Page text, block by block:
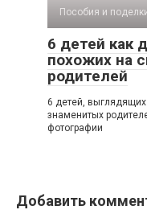
Пособия и
6 детей как
похожих на
родителей
6 детей,
знаменитых
фотографии
Добавить